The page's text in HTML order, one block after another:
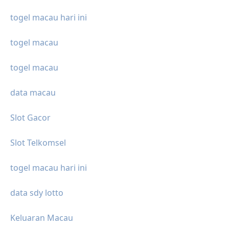
togel macau hari ini
togel macau
togel macau
data macau
Slot Gacor
Slot Telkomsel
togel macau hari ini
data sdy lotto
Keluaran Macau